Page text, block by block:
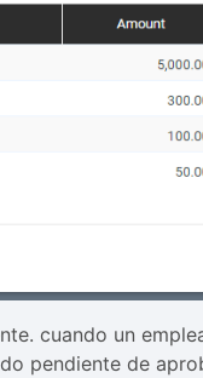
cuando un
pendiente de